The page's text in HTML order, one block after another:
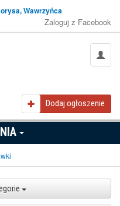
Wawrzyńca
Zaloguj z Facebook
Dodaj ogłoszenie